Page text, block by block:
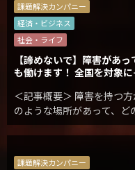
課題解決カンパニー
経済・ビジネス
社会・ライフ
【諦めないで】障害があっ
も働けます！ 全国を対象に
タントとは！？
＜記事概要＞ 障害を持つ
のような場所があって、
て、どのようなサポート
には周知されていないの
課題解決カンパニー